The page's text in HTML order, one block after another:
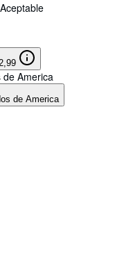
de America
de America